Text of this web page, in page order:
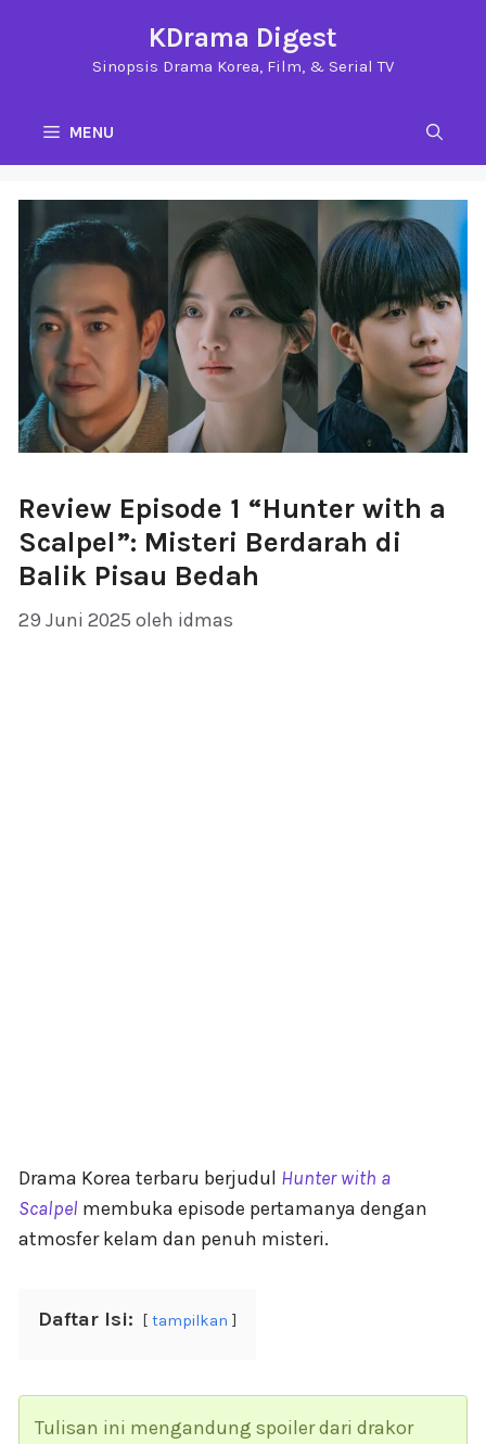
KDrama Digest
Sinopsis Drama Korea, Film, & Serial TV
MENU
Review Episode 1 “Hunter with a
Scalpel”: Misteri Berdarah di
Balik Pisau Bedah
29 Juni 2025 oleh idmas
Drama Korea terbaru berjudul Hunter with a
Scalpel membuka episode pertamanya dengan
atmosfer kelam dan penuh misteri.
Daftar Isi: tampilkan
Tulisan ini mengandung spoiler dari drakor